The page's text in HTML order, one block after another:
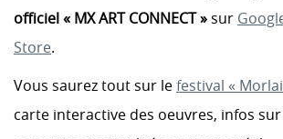
officiel « MX ART CONNECT »sur
Store.
Vous saurez tout sur lefestival «
carte interactive des oeuvres, infos